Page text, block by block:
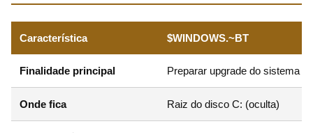
Característica $WINDOWS.~BT
Finalidade principal Preparar upgrade do sistema
Onde fica Raiz do disco C: (oculta)